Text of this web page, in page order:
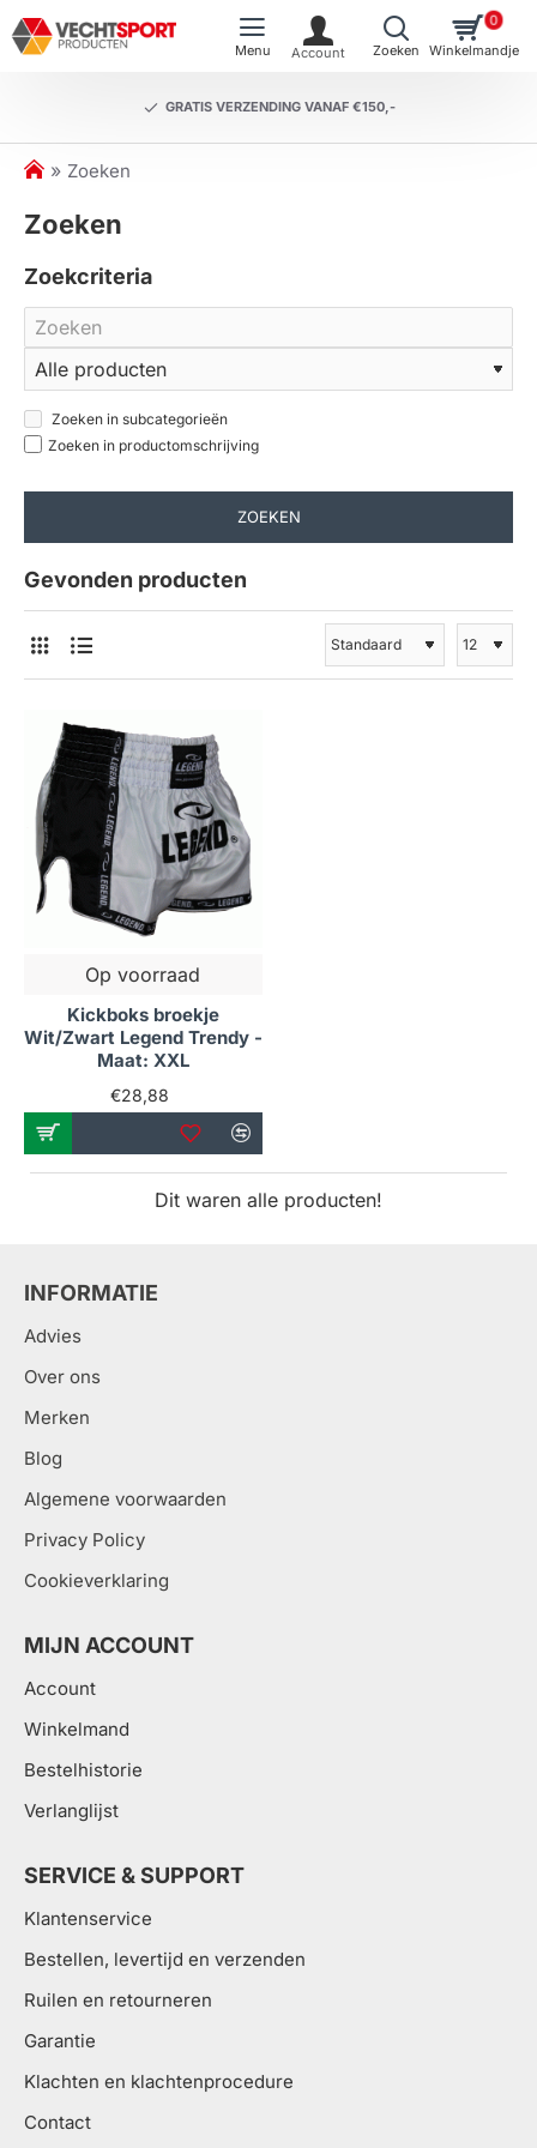
GRATIS VERZENDING VANAF €150,-
0
h
m
Zoeken
Zoeken
Zoekcriteria
Zoeken in subcategorieën
Zoeken in productomschrijving
ZOEKEN
Gevonden producten
Op voorraad
Kickboks broekje
Wit/Zwart Legend Trendy -
Maat: XXL
€28,88
Dit waren alle producten!
INFORMATIE
Advies
Over ons
Merken
Blog
Algemene voorwaarden
Privacy Policy
Cookieverklaring
MIJN ACCOUNT
Account
Winkelmand
Bestelhistorie
Verlanglijst
SERVICE & SUPPORT
Klantenservice
Bestellen, levertijd en verzenden
Ruilen en retourneren
Garantie
Klachten en klachtenprocedure
Contact